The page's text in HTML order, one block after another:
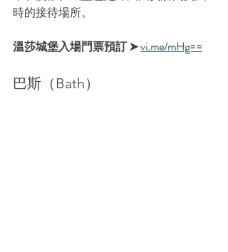
時的接待場所。
溫莎城堡入場門票預訂 ➤ vi.me/mHg==
巴斯（Bath）